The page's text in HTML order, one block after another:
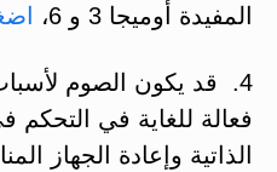
المفيدة أوميجا 3 و 6،
4. قد يكون الصوم
فعالة للغاية في التحكم
الذاتية وإعادة الجهاز